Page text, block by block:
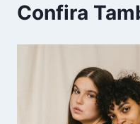
Confira